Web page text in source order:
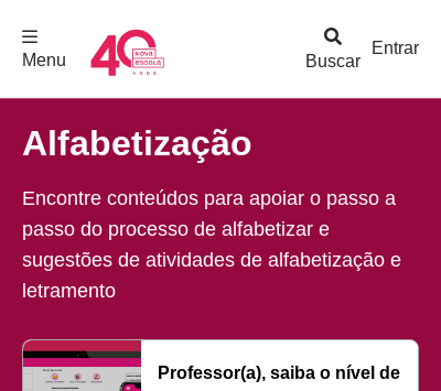
Buscar
Menu
Entrar
Alfabetização
Encontre conteúdos para apoiar o passo a
passo do processo de alfabetizar e
sugestões de atividades de alfabetização e
letramento
Professor(a), saiba o nível de